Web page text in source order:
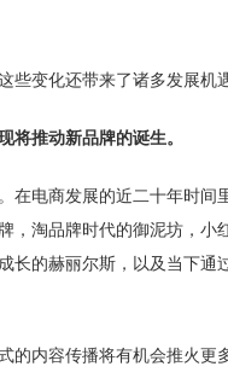
些变化还带来了诸多发展机遇
将推动新品牌的诞生。
在电商发展的近二十年时间
，淘品牌时代的御泥坊，小
长的赫丽尔斯，以及当下通
的内容传播将有机会推火更